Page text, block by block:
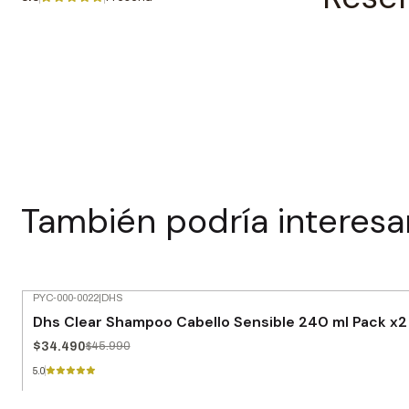
También podría
PYC-000-0022|DHS
Dhs Clear Shampoo Cabello Sensible 240 ml Pack x2
$34.490$45.990
5.0